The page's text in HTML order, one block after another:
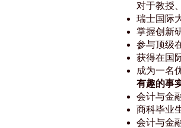
对于教授
瑞士国际
掌握创新
参与顶级
获得在国
成为一名
有趣的事
会计与金
商科毕业
会计与金